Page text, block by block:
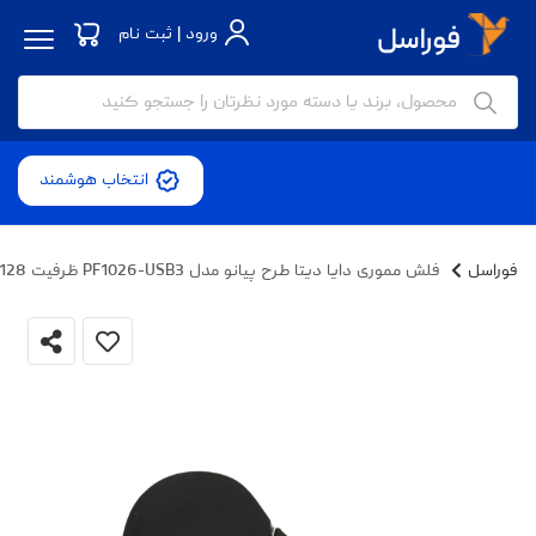
ورود | ثبت نام
انتخاب هوشمند
فوراسل فلش مموری دایا دیتا طرح پیانو مدل PF1026-USB3 ظرفیت 128 گیگابایت